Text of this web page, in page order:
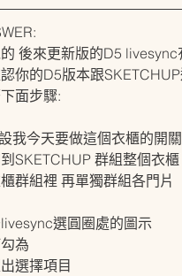
後來更新版的D5
你的D5版本跟
面步驟:
我今天要做這個衣櫃的開
SKETCHUP 群組整個衣櫃
群組裡 再單獨群組各門片
選圓圈處的圖示
為
選擇項目